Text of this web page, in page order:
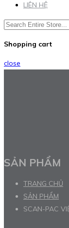
LIÊN HỆ
Shopping cart
close
SẢN PHẨM
TRANG CHỦ
SẢN PHẨM
SCAN-PAC